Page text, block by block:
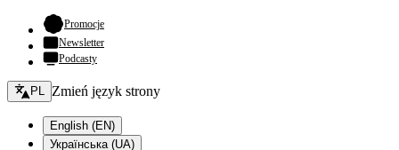
Promocje- otwiera się w nowej karcie
Newsletter
Podcasty
Zmień język - bieżący:
PL Zmień język strony
English (EN)
Українська (UA)